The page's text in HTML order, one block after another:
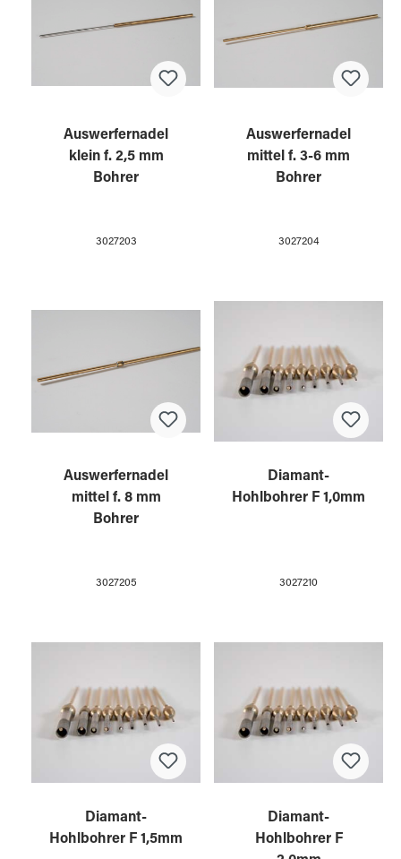
Auswerfernadel
klein f. 2,5 mm
Bohrer
3027203
Auswerfernadel
mittel f. 3-6 mm
Bohrer
3027204
Auswerfernadel
mittel f. 8 mm
Bohrer
3027205
Diamant-
Hohlbohrer F 1,0mm
3027210
Diamant-
Hohlbohrer F 1,5mm
Diamant-
Hohlbohrer F